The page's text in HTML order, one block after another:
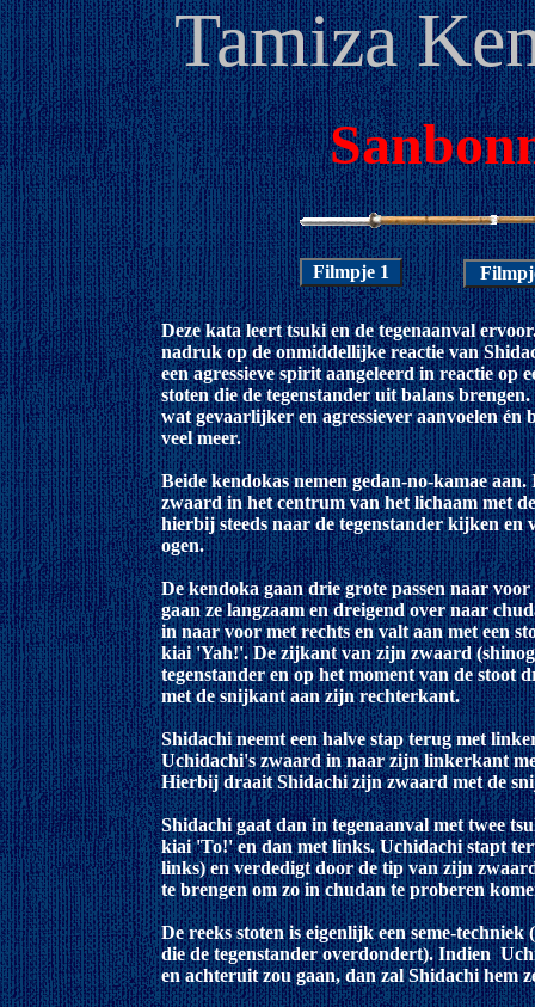
Tamiza
Deze kata leert tsuki en de tegenaanval
nadruk op de onmiddellijke reactie van
een agressieve spirit aangeleerd in reactie op
stoten die de tegenstander uit balans
wat gevaarlijker en agressiever aanvoelen én
veel meer.
Beide kendokas nemen gedan-no-kamae
zwaard in het centrum van het lichaam met
hierbij steeds naar de tegenstander kijken en
ogen.
De kendoka gaan drie grote passen naar
gaan ze langzaam en dreigend over naar
in naar voor met rechts en valt aan met een
kiai 'Yah!'. De zijkant van zijn zwaard
tegenstander en op het moment van de stoot
met de snijkant aan zijn rechterkant.
Shidachi neemt een halve stap terug met
Uchidachi's zwaard in naar zijn linkerkant
Hierbij draait Shidachi zijn zwaard met de
Shidachi gaat dan in tegenaanval met twee
kiai 'To!' en dan met links. Uchidachi stapt
links) en verdedigt door de tip van zijn
te brengen om zo in chudan te proberen
De reeks stoten is eigenlijk een seme-techniek
die de tegenstander overdondert). Indien
en achteruit zou gaan, dan zal Shidachi hem